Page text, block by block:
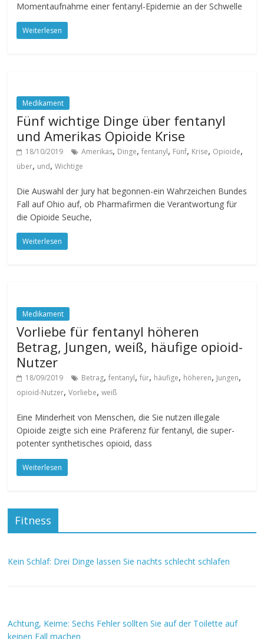
Momentaufnahme einer fentanyl-Epidemie an der Schwelle
Weiterlesen
Medikament
Fünf wichtige Dinge über fentanyl
und Amerikas Opioide Krise
18/10/2019 Amerikas, Dinge,fentanyl, Fünf, Krise, Opioide,
über, und,Wichtige
Die Auswahl der Jury hat begonnen-ein Wahrzeichen Bundes
Fall auf Ohio auf, ob Pharmafirmen die Verantwortung für
die Opioide Seuche,
Weiterlesen
Medikament
Vorliebe für fentanyl höheren
Betrag, Jungen, weiß, häufige opioid-
Nutzer
18/09/2019 Betrag,fentanyl,für, häufige, höheren, Jungen,
opioid-Nutzer,Vorliebe,weiß
Eine Minderheit von Menschen, die Sie nutzen illegale
Opioide zeigte sich eine Präferenz für fentanyl, die super-
potenter synthetisches opioid, dass
Weiterlesen
Fitness
Kein Schlaf: Drei Dinge lassen Sie nachts schlecht schlafen
Achtung, Keime: Sechs Fehler sollten Sie auf der Toilette auf
keinen Fall machen